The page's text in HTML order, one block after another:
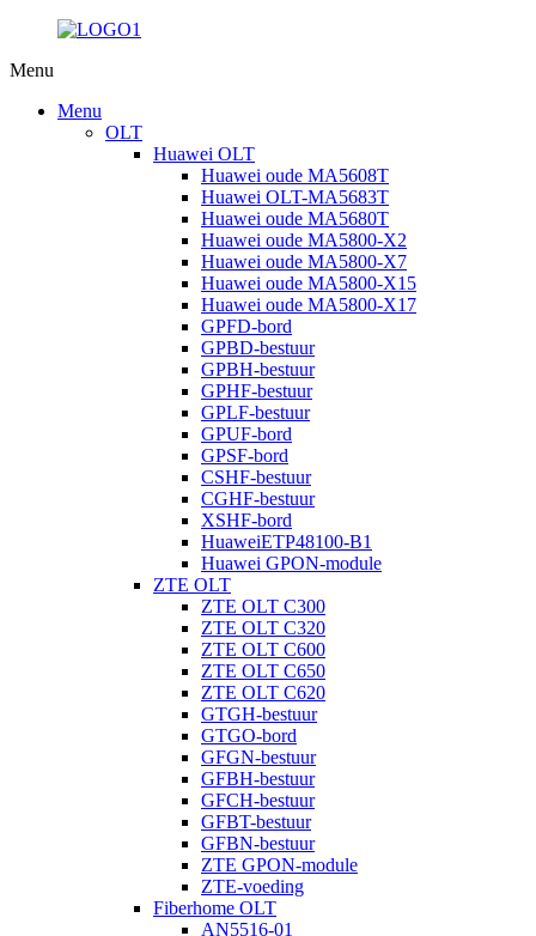
Menu
Menu
OLT
Huawei OLT
Huawei oude MA5608T
Huawei OLT-MA5683T
Huawei oude MA5680T
Huawei oude MA5800-X2
Huawei oude MA5800-X7
Huawei oude MA5800-X15
Huawei oude MA5800-X17
GPFD-bord
GPBD-bestuur
GPBH-bestuur
GPHF-bestuur
GPLF-bestuur
GPUF-bord
GPSF-bord
CSHF-bestuur
CGHF-bestuur
XSHF-bord
HuaweiETP48100-B1
Huawei GPON-module
ZTE OLT
ZTE OLT C300
ZTE OLT C320
ZTE OLT C600
ZTE OLT C650
ZTE OLT C620
GTGH-bestuur
GTGO-bord
GFGN-bestuur
GFBH-bestuur
GFCH-bestuur
GFBT-bestuur
GFBN-bestuur
ZTE GPON-module
ZTE-voeding
Fiberhome OLT
AN5516-01